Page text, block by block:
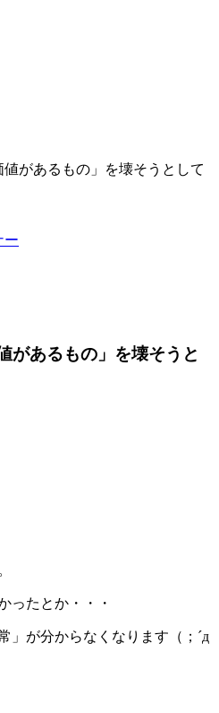
があるもの」を壊そうとして
ー
があるもの」を壊そうと
ったとか・・・
」が分からなくなります（；´д